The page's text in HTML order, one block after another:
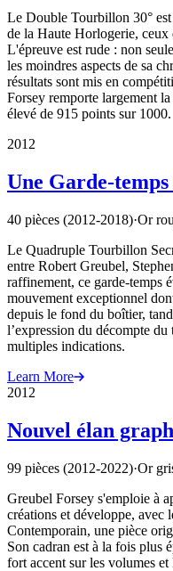
Le Double Tourbillon 30°
de la Haute Horlogerie,
L'épreuve est rude : non
les moindres aspects de sa
résultats sont mis en
Forsey remporte largement
élevé de 915 points sur 1000.
2012
Une Garde-
40 pièces (2012-2018)·Or
Le Quadruple Tourbillon
entre Robert Greubel,
raffinement, ce garde-temps
mouvement exceptionnel
depuis le fond du boîtier,
l’expression du décompte
multiples indications.
Learn More
2012
Nouvel élan
99 pièces (2012-2022)·Or
Greubel Forsey s'emploie à
créations et développe, avec
Contemporain, une pièce
Son cadran est à la fois plus
fort accent sur les volumes